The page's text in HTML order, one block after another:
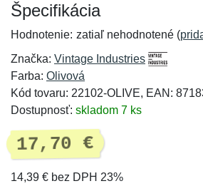
Špecifikácia
Hodnotenie: zatiaľ nehodnotené (
Značka: Vintage Industries
Farba: Olivová
Kód tovaru: 22102-OLIVE, EAN:
Dostupnosť: skladom 7 ks
17,70 €
14,39 € bez DPH 23%